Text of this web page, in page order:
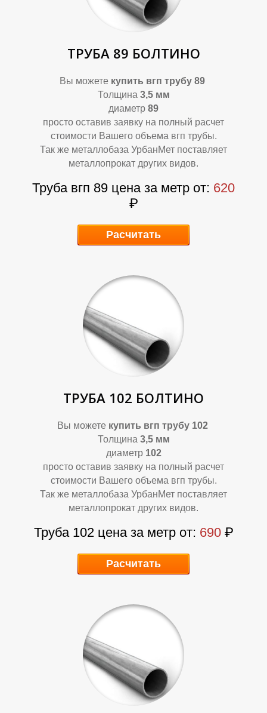
Т
П
ТРУБА 89 БОЛТИНО
Вы можете купить вгп трубу 89
Толщина 3,5 мм
диаметр 89
просто оставив заявку на полный расчет
стоимости Вашего объема вгп трубы.
Так же металлобаза УрбанМет поставляет
металлопрокат других видов.
Труба вгп 89 цена за метр от: 620
₽
Расчитать
ТРУБА 102 БОЛТИНО
Вы можете купить вгп трубу 102
Толщина 3,5 мм
диаметр102
просто оставив заявку на полный расчет
стоимости Вашего объема вгп трубы.
Так же металлобаза УрбанМет поставляет
металлопрокат других видов.
Труба 102 цена за метр от: 690 ₽
Расчитать
Т
П